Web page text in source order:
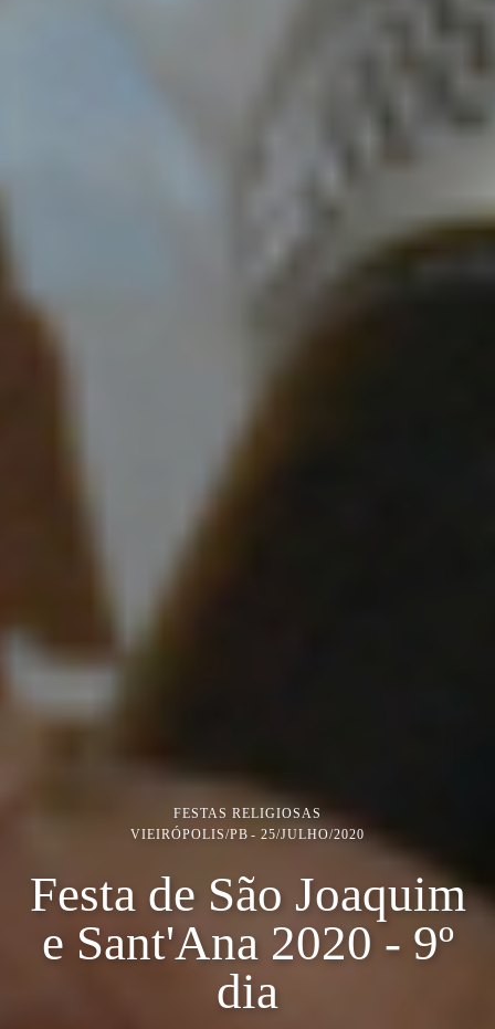
FESTAS RELIGIOSAS
VIEIRÓPOLIS/PB
25/JULHO/2020
Festa de São Joaquim
e Sant'Ana 2020 - 9º
dia